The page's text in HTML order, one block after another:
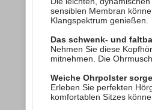
sensiblen Membran
Klangspektrum genießen.
Das schwenk- und
Nehmen Sie diese
mitnehmen. Die
Weiche Ohrpolster
Erleben Sie perfekten
komfortablen Sitzes